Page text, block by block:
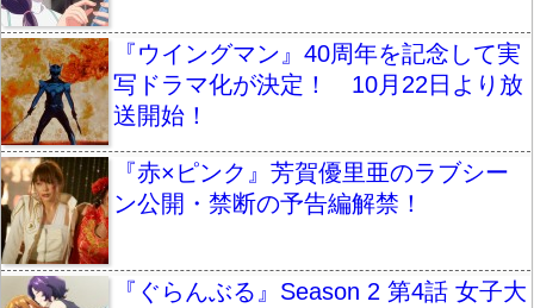
『ウイングマン』40周年を記念して実
写ドラマ化が決定！ 10月22日より放
送開始！
『赤×ピンク』芳賀優里亜のラブシー
ン公開・禁断の予告編解禁！
『ぐらんぶる』Season 2 第4話 女子大